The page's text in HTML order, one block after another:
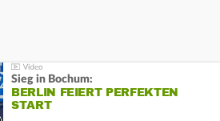
Sieg in Bochum:
BERLIN FEIERT PERFEKTEN
START